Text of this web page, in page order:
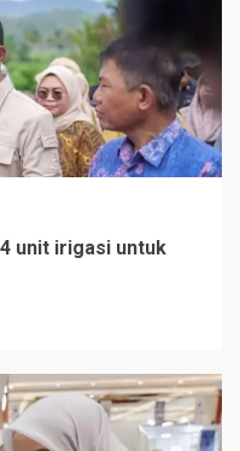
unit irigasi untuk